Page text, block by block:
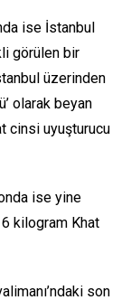
ise İstanbul
görülen bir
üzerinden
olarak beyan
cinsi uyuşturucu
ise yine
kilogram Khat
son